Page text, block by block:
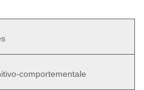
comportementale